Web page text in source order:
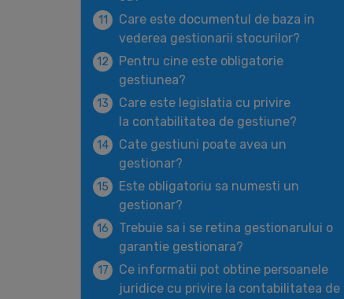
11
Care este documentul de baza in
vederea gestionarii stocurilor?
12
Pentru cine este obligatorie
gestiunea?
13
Care este legislatia cu privire
la contabilitatea de gestiune?
14
Cate gestiuni poate avea un
gestionar?
15
Este obligatoriu sa numesti un
gestionar?
16
Trebuie sa i se retina gestionarului o
garantie gestionara?
17
Ce informatii pot obtine persoanele
juridice cu privire la contabilitatea de